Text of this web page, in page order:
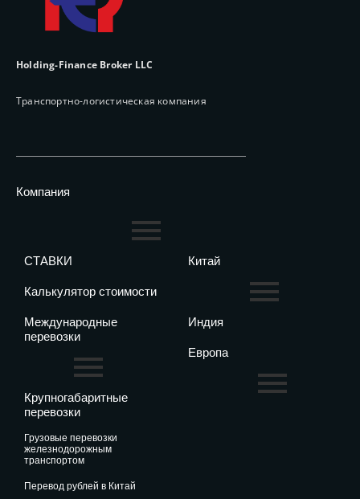
Holding-Finance Broker LLC
Транспортно-логистическая компания
Компания
СТАВКИ
Калькулятор стоимости
Международные
перевозки
Крупногабаритные
перевозки
грузовые перевозки
железнодорожным
транспортом
перевод рублей в Китай
Китай
Индия
Европа